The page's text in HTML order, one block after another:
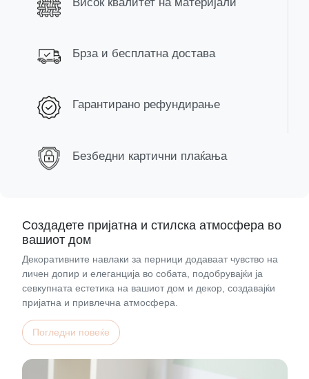
Брза и бесплатна достава
Гарантирано рефундирање
Безбедни картични плаќања
Создадете пријатна и стилска атмосфера во
вашиот дом
Декоративните навлаки за перници додаваат чувство на
личен допир и елеганција во собата, подобрувајќи ја
севкупната естетика на вашиот дом и декор, создавајќи
пријатна и привлечна атмосфера.
Погледни повеќе